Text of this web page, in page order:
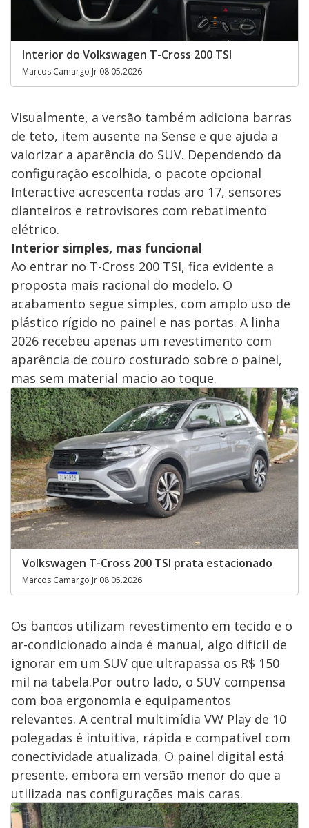
Interior do Volkswagen T-Cross 200 TSI
Marcos Camargo Jr 08.05.2026
Visualmente, a versão também adiciona barras
de teto, item ausente na Sense e que ajuda a
valorizar a aparência do SUV. Dependendo da
configuração escolhida, o pacote opcional
Interactive acrescenta rodas aro 17, sensores
dianteiros e retrovisores com rebatimento
elétrico.
Interior simples, mas funcional
Ao entrar no T-Cross 200 TSI, fica evidente a
proposta mais racional do modelo. O
acabamento segue simples, com amplo uso de
plástico rígido no painel e nas portas. A linha
2026 recebeu apenas um revestimento com
aparência de couro costurado sobre o painel,
mas sem material macio ao toque.
Volkswagen T-Cross 200 TSI prata estacionado
Marcos Camargo Jr 08.05.2026
Os bancos utilizam revestimento em tecido e o
ar-condicionado ainda é manual, algo difícil de
ignorar em um SUV que ultrapassa os R$ 150
mil na tabela.Por outro lado, o SUV compensa
com boa ergonomia e equipamentos
relevantes. A central multimídia VW Play de 10
polegadas é intuitiva, rápida e compatível com
conectividade atualizada. O painel digital está
presente, embora em versão menor do que a
utilizada nas configurações mais caras.